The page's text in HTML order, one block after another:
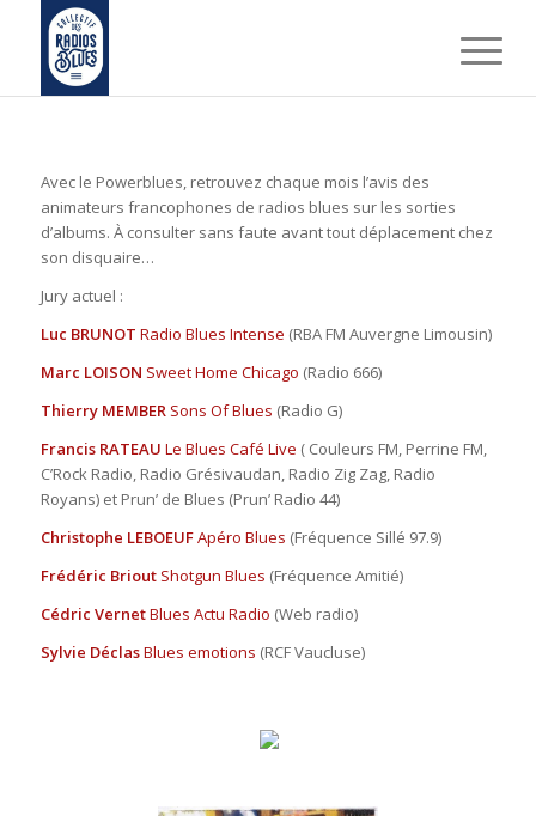
Avec le Powerblues, retrouvez chaque mois l’avis des
animateurs francophones de radios blues sur les sorties
d’albums. À consulter sans faute avant tout déplacement chez
son disquaire…
Jury actuel :
Luc BRUNOT Radio Blues Intense (RBA FM Auvergne Limousin)
Marc LOISON Sweet Home Chicago (Radio 666)
Thierry MEMBER Sons Of Blues (Radio G)
Francis RATEAU Le Blues Café Live ( Couleurs FM, Perrine FM,
C’Rock Radio, Radio Grésivaudan, Radio Zig Zag, Radio
Royans) et Prun’ de Blues (Prun’ Radio 44)
Christophe LEBOEUFApéro Blues (Fréquence Sillé 97.9)
Frédéric Briout Shotgun Blues (Fréquence Amitié)
Cédric VernetBlues Actu Radio (Web radio)
Sylvie DéclasBlues emotions (RCF Vaucluse)